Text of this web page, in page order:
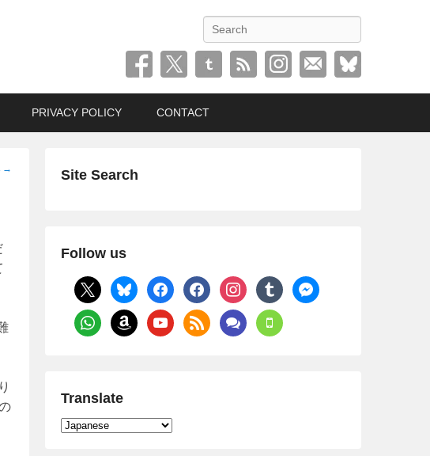
検
索
PRIVACY POLICY CONTACT
→ Site Search
Follow us
x bluesky facebookfacebookinstagramtumblr messenger
whatsappamazon youtube rss commentsmobile
Translate